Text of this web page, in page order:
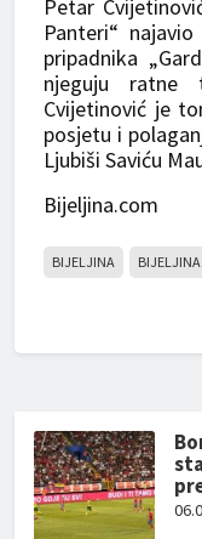
Petar
Panteri“
pripadnika
njeguju ratne
Cvijetinović je
posjetu i
Ljubiši Saviću
Bijeljina.com
BIJELJINA